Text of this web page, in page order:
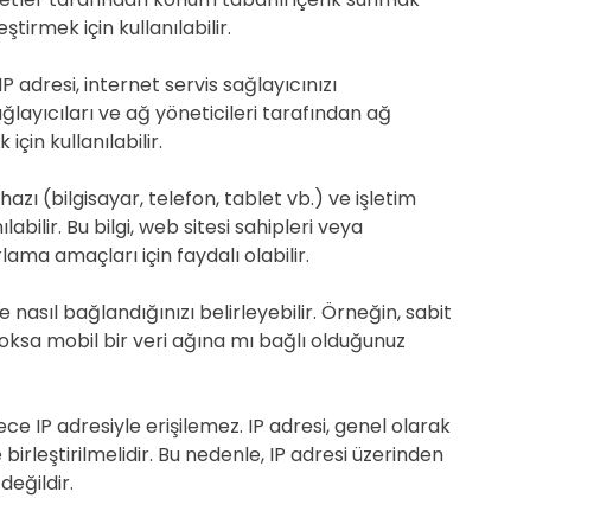
için kullanılabilir.
adresi, internet servis sağlayıcınızı
ve ağ yöneticileri tarafından ağ
kullanılabilir.
(bilgisayar, telefon, tablet vb.) ve işletim
Bu bilgi, web sitesi sahipleri veya
amaçları için faydalı olabilir.
bağlandığınızı belirleyebilir. Örneğin, sabit
mobil bir veri ağına mı bağlı olduğunuz
IP adresiyle erişilemez. IP adresi, genel olarak
Bu nedenle, IP adresi üzerinden